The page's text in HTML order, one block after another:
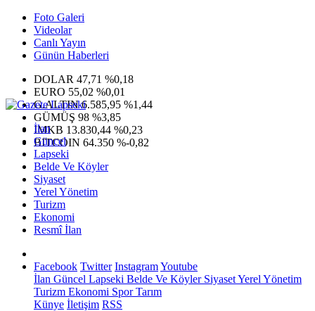
Foto Galeri
Videolar
Canlı Yayın
Günün Haberleri
DOLAR 47,71 %0,18
EURO 55,02 %0,01
G.ALTIN6.585,95 %1,44
GÜMÜŞ 98 %3,85
IMKB 13.830,44 %0,23
BITCOIN 64.350 %-0,82
İlan
Güncel
Lapseki
Belde Ve Köyler
Siyaset
Yerel Yönetim
Turizm
Ekonomi
Resmî İlan
Facebook Twitter InstagramYoutube
İlan Güncel Lapseki Belde Ve KöylerSiyasetYerel Yönetim
Turizm Ekonomi SporTarım
Künye İletişim RSS